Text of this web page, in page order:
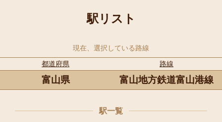
駅リスト
現在、選択している路線
都道府県
路線
富山県 富山地方鉄道富山港線
駅一覧